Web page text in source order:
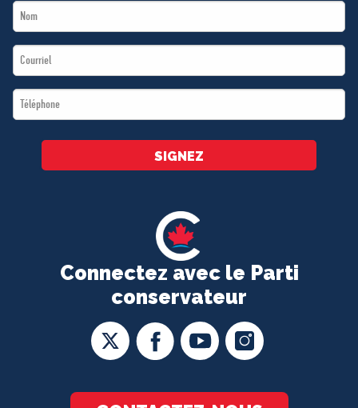
Connectez avec le Parti
conservateur
Last
Name
Email
*
Téléphone
*
SIGNEZ